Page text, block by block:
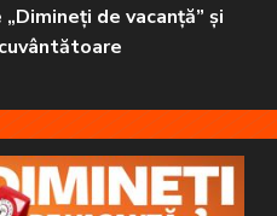
de vacanță” și